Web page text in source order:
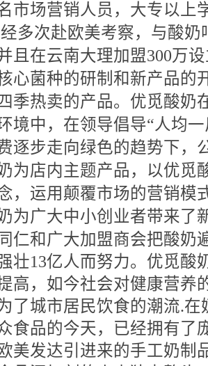
市场营销人员，大专以上
经多次赴欧美考察，与酸
且在云南大理加盟300万
心菌种的研制和新产品的
季热卖的产品。优觅酸奶
境中，在领导倡导“人均
逐步走向绿色的趋势下，
为店内主题产品，以优觅
，运用颠覆市场的营销模
为广大中小创业者带来了
和广大加盟商会把酸奶
壮13亿人而努力。优觅酸
高，如今社会对健康营养
了城市居民饮食的潮流.
食品的今天，已经拥有了
美发达引进来的手工奶制